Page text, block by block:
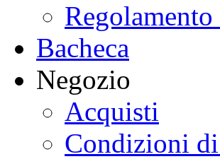
Bacheca
Negozio
Acquisti
Condizioni